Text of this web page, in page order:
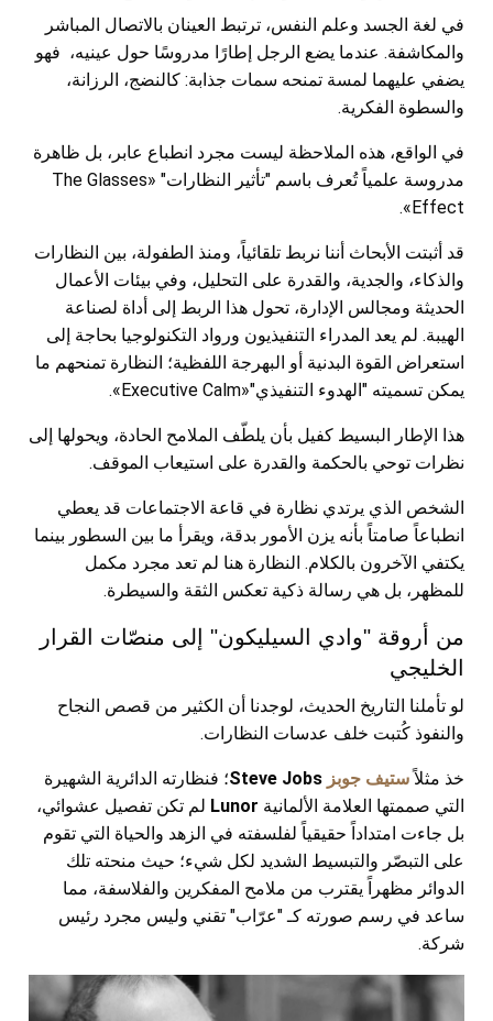
في لغة الجسد وعلم النفس، ترتبط العينان بالاتصال المباشر
والمكاشفة. عندما يضع الرجل إطارًا مدروسًا حول عينيه، فهو
يضفي عليهما لمسة تمنحه سمات جذابة: كالنضج، الرزانة،
والسطوة الفكرية.
في الواقع، هذه الملاحظة ليست مجرد انطباع عابر، بل ظاهرة
مدروسة علمياً تُعرف باسم "تأثير النظارات" «The Glasses
Effect».
قد أثبتت الأبحاث أننا نربط تلقائياً، ومنذ الطفولة، بين النظارات
والذكاء، والجدية، والقدرة على التحليل، وفي بيئات الأعمال
الحديثة ومجالس الإدارة، تحول هذا الربط إلى أداة لصناعة
الهيبة. لم يعد المدراء التنفيذيون ورواد التكنولوجيا بحاجة إلى
استعراض القوة البدنية أو البهرجة اللفظية؛ النظارة تمنحهم ما
يمكن تسميته "الهدوء التنفيذي"«Executive Calm».
هذا الإطار البسيط كفيل بأن يلطّف الملامح الحادة، ويحولها إلى
نظرات توحي بالحكمة والقدرة على استيعاب الموقف.
الشخص الذي يرتدي نظارة في قاعة الاجتماعات قد يعطي
انطباعاً صامتاً بأنه يزن الأمور بدقة، ويقرأ ما بين السطور بينما
يكتفي الآخرون بالكلام. النظارة هنا لم تعد مجرد مكمل
للمظهر، بل هي رسالة ذكية تعكس الثقة والسيطرة.
من أروقة "وادي السيليكون" إلى منصّات القرار
الخليجي
لو تأملنا التاريخ الحديث، لوجدنا أن الكثير من قصص النجاح
والنفوذ كُتبت خلف عدسات النظارات.
خذ مثلاًستيف جوبز
؛ فنظارته الدائرية الشهيرة
التي صممتها العلامة الألمانية Lunor لم تكن تفصيل عشوائي،
بل جاءت امتداداً حقيقياً لفلسفته في الزهد والحياة التي تقوم
على التبصّر والتبسيط الشديد لكل شيء؛ حيث منحته تلك
الدوائر مظهراً يقترب من ملامح المفكرين والفلاسفة، مما
ساعد في رسم صورته كـ "عرّاب" تقني وليس مجرد رئيس
شركة.